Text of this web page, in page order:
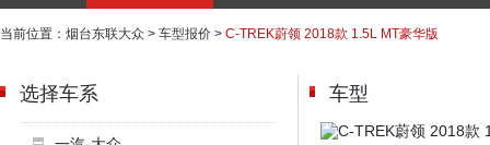
当前位置： 烟台东联大众 > 车型报价 > C-TREK蔚领 2018款 1.5L MT豪华版
选择车系 车型